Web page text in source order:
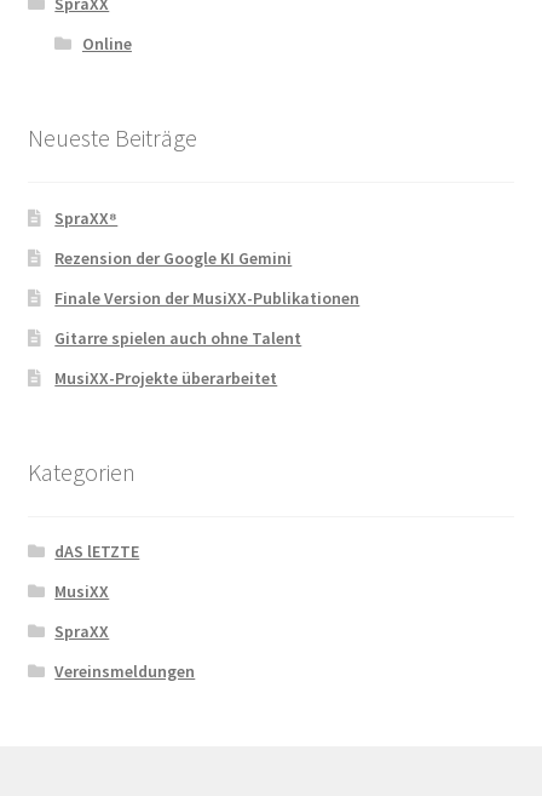
Online
Neueste Beiträge
SpraXX⁸
Rezension der Google KI Gemini
Finale Version der MusiXX-Publikationen
Gitarre spielen auch ohne Talent
MusiXX-Projekte überarbeitet
Kategorien
dAS lETZTE
MusiXX
SpraXX
Vereinsmeldungen